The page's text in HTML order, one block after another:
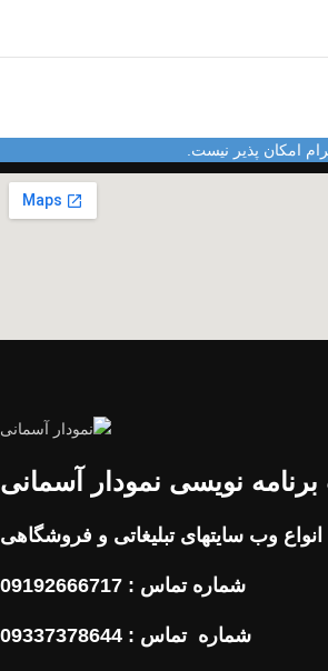
امکان پذیر نیست.
نویسی نمودار آسمانی
وب سایتهای تبلیغاتی و فروشگاهی
شماره تماس : 09192666717
شماره تماس : 09337378644